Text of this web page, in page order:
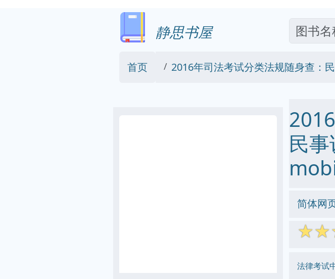
静思书屋
首页 2016年司法考试分类法规随身查：
民
简体网
☆☆
法律考试